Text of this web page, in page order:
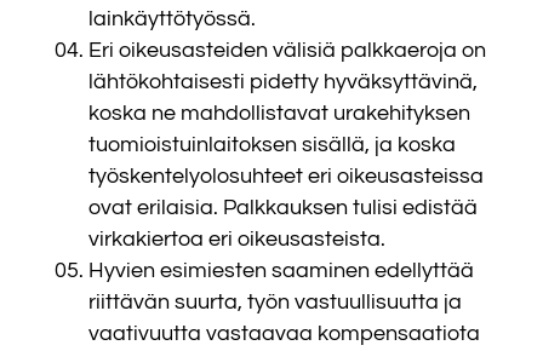
lainkäyttötyössä.
Eri oikeusasteiden välisiä palkkaeroja on
lähtökohtaisesti pidetty hyväksyttävinä,
koska ne mahdollistavat urakehityksen
tuomioistuinlaitoksen sisällä, ja koska
työskentelyolosuhteet eri oikeusasteissa
ovat erilaisia. Palkkauksen tulisi edistää
virkakiertoa eri oikeusasteista.
Hyvien esimiesten saaminen edellyttää
riittävän suurta, työn vastuullisuutta ja
vaativuutta vastaavaa kompensaatiota